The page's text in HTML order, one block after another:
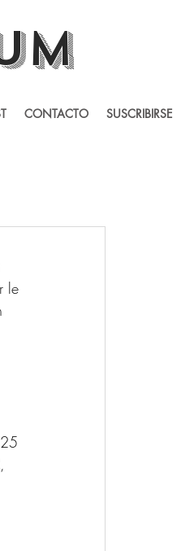
CONTACTO SUSCRIBIRSE
le